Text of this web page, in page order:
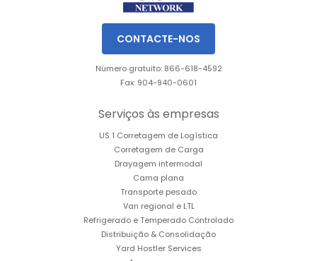
CONTACTE-NOS
Número gratuito: 866-618-4592
Fax: 904-940-0601
Serviços às empresas
US 1 Corretagem de Logística
Corretagem de Carga
Drayagem intermodal
Cama plana
Transporte pesado
Van regional e LTL
Refrigerado e Temperado Controlado
Distribuição & Consolidação
Yard Hostler Services